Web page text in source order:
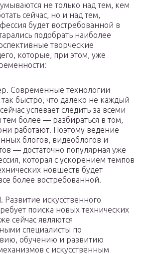
не только над тем, кем
сейчас, но и над тем,
будет востребованной в
подобрать наиболее
творческие
которые, при этом, уже
Современные технологии
быстро, что далеко не каждый
успевает следить за всеми
более — разбираться в том,
работают. Поэтому ведение
блогов, видеоблогов и
— достаточно популярная уже
которая с ускорением темпов
новшеств будет
более востребованной.
искусственного
поиска новых технических
сейчас являются
специалисты по
обучению и развитию
с искусственным